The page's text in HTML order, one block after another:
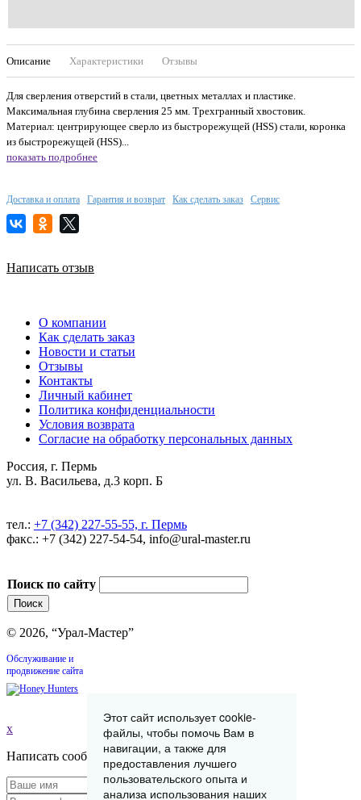
Описание Характеристики Отзывы
Для сверления отверстий в стали, цветных металлах и пластике.
Максимальная глубина сверления 25 мм. Трехгранный хвостовик.
Материал: центрирующее сверло из быстрорежущей (HSS) стали, коронка
из быстрорежущей (HSS)...
показать подробнее
Доставка и оплата Гарантия и возврат Как сделать заказ Сервис
Написать отзыв
О компании
Как сделать заказ
Новости и статьи
Отзывы
Контакты
Личный кабинет
Политика конфиденциальности
Условия возврата
Согласие на обработку персональных данных
Россия, г. Пермь
ул. В. Васильева, д.3 корп. Б
тел.: +7 (342) 227-55-55, г. Пермь
факс.: +7 (342) 227-54-54, info@ural-master.ru
Поиск по сайту
© 2026, “Урал-Мастер”
Обслуживание и
продвижение сайта
x
Написать сообщение
Этот сайт использует cookie-
файлы, чтобы помочь Вам в
навигации, а также для
предоставления лучшего
пользовательского опыта и
анализа использования наших